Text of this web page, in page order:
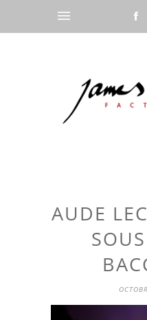
AUDE